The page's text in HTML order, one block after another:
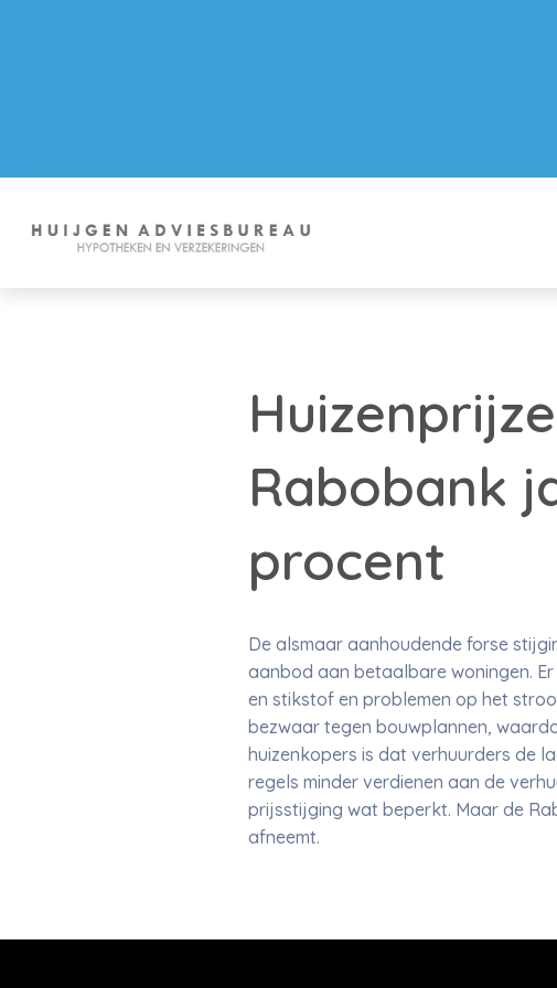
Rabobank
procent
De alsmaar aanhoudende forse
aanbod aan betaalbare woningen.
en stikstof en problemen op het
bezwaar tegen bouwplannen,
huizenkopers is dat verhuurders de
regels minder verdienen aan de
prijsstijging wat beperkt. Maar de
afneemt.